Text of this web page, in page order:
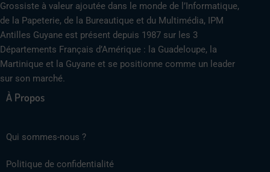
Grossiste à valeur ajoutée dans le monde de l’Informatique,
de la Papeterie, de la Bureautique et du Multimédia, IPM
Antilles Guyane est présent depuis 1987 sur les 3
Départements Français d’Amérique : la Guadeloupe, la
Martinique et la Guyane et se positionne comme un leader
sur son marché.
À Propos
Qui sommes-nous ?
Politique de confidentialité